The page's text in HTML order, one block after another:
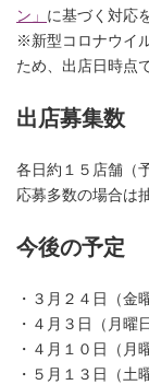
ン」 に基づく対応
※新型コロナウイ
ため、出店日時点
出店募集数
各日約１５店舗（
応募多数の場合は
今後の予定
・３月２４日
・４月３日（月
・４月１０日（
・５月１３日（